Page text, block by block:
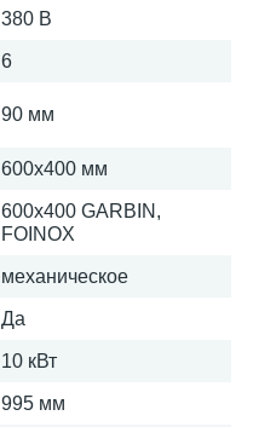
380 В
6
90 мм
600х400 мм
600х400 GARBIN,
FOINOX
механическое
Да
10 кВт
995 мм